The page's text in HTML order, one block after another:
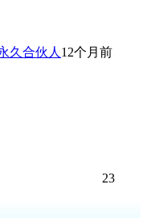
12个月前
23